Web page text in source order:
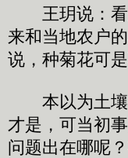
王玥说：看
来和当地农户
说，种菊花可
本以为土壤
才是，可当初
问题出在哪呢